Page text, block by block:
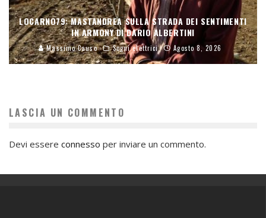
LOCARNO79: MASTANDREA SULLA STRADA DEI SENTIMENTI
IN ARMONY DI DARIO ALBERTINI
Massimo Causo Sogni elettrici Agosto 8, 2026
LASCIA UN COMMENTO
Devi essere connesso per inviare un commento.